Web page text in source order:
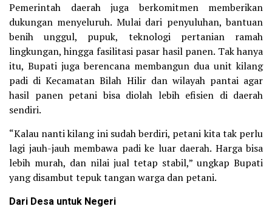
Pemerintah daerah juga berkomitmen memberikan
dukungan menyeluruh. Mulai dari penyuluhan, bantuan
benih unggul, pupuk, teknologi pertanian ramah
lingkungan, hingga fasilitasi pasar hasil panen. Tak hanya
itu, Bupati juga berencana membangun dua unit kilang
padi di Kecamatan Bilah Hilir dan wilayah pantai agar
hasil panen petani bisa diolah lebih efisien di daerah
sendiri.
“Kalau nanti kilang ini sudah berdiri, petani kita tak perlu
lagi jauh-jauh membawa padi ke luar daerah. Harga bisa
lebih murah, dan nilai jual tetap stabil,” ungkap Bupati
yang disambut tepuk tangan warga dan petani.
Dari Desa untuk Negeri